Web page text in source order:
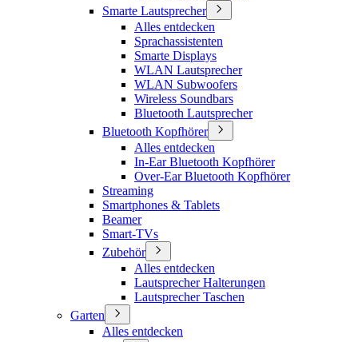
Smarte Lautsprecher
Alles entdecken
Sprachassistenten
Smarte Displays
WLAN Lautsprecher
WLAN Subwoofers
Wireless Soundbars
Bluetooth Lautsprecher
Bluetooth Kopfhörer
Alles entdecken
In-Ear Bluetooth Kopfhörer
Over-Ear Bluetooth Kopfhörer
Streaming
Smartphones & Tablets
Beamer
Smart-TVs
Zubehör
Alles entdecken
Lautsprecher Halterungen
Lautsprecher Taschen
Garten
Alles entdecken